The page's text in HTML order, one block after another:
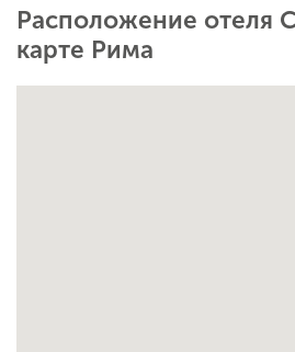
Расположение отеля
карте Рима